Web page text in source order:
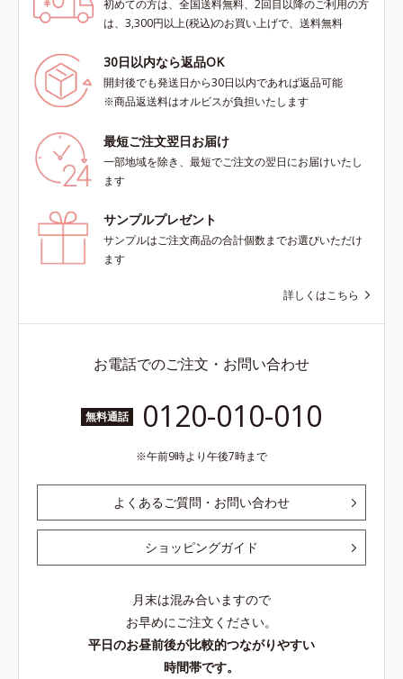
初めての方は、全国送料無料、2回目以降のご利用の方
は、3,300円以上(税込)のお買い上げで、送料無料
30日以内なら返品OK
開封後でも発送日から30日以内であれば返品可能
※商品返送料はオルビスが負担いたします
最短ご注文翌日お届け
一部地域を除き、最短でご注文の翌日にお届けいたし
ます
サンプルプレゼント
サンプルはご注文商品の合計個数までお選びいただけ
ます
詳しくはこちら
お電話でのご注文・お問い合わせ
無料通話 0120-010-010
午前9時より午後7時まで
よくあるご質問・お問い合わせ
ショッピングガイド
月末は混み合いますので
お早めにご注文ください。
平日のお昼前後が比較的つながりやすい
時間帯です。